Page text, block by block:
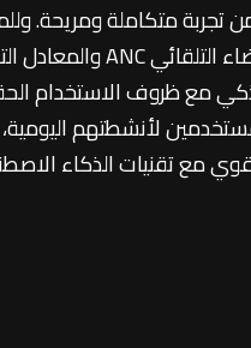
متكاملة ومريحة.
مع ظروف الاستخدام
لأنشطتهم
مع تقنيات الذكاء